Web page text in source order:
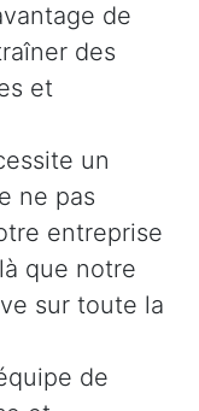
de
des
et
un
ne pas
entreprise
que notre
sur toute la
de